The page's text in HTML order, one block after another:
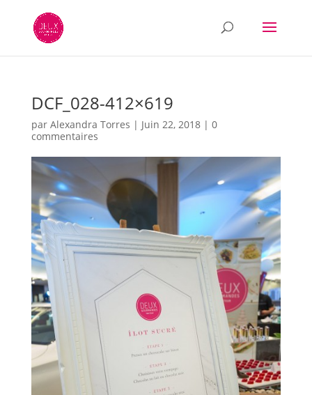
DCF_028-412×619
par Alexandra Torres | Juin 22, 2018| 0
commentaires